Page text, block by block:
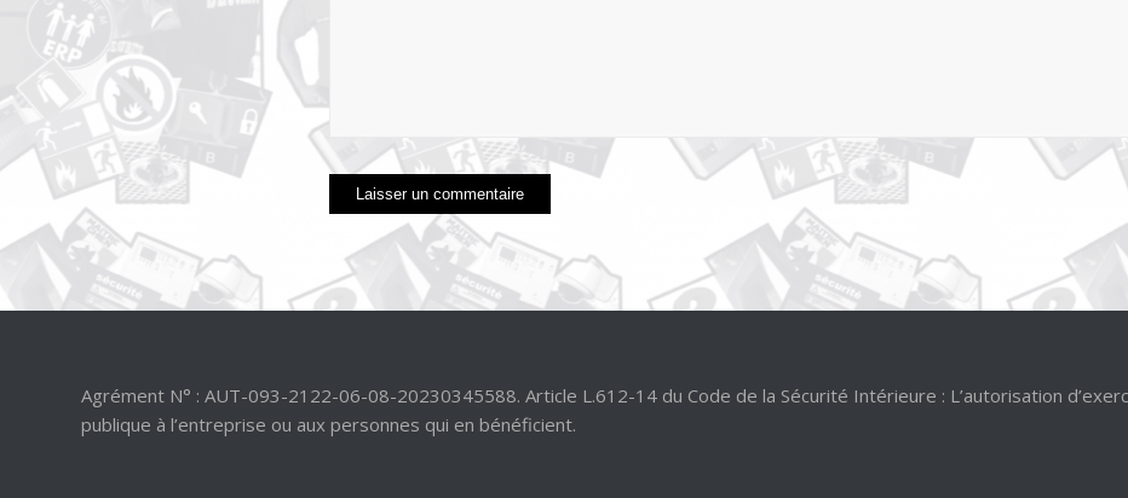
Agrément N° : AUT-093-2122-06-08-20230345588. Article L.612-14 du Code de la Sécurité Intérieure : L’autorisation
publique à l’entreprise ou aux personnes qui en bénéficient.